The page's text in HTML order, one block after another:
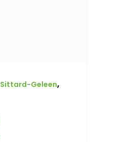
Sittard-Geleen,